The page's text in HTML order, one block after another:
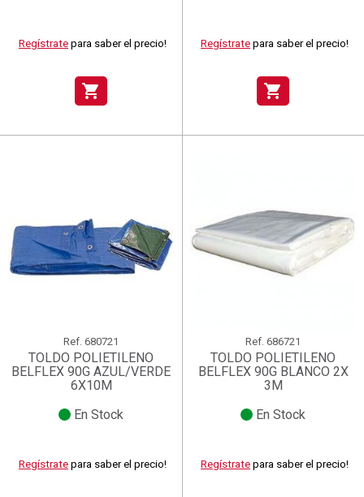
Regístrate para saber el precio!
shopping_cart
Regístrate para saber el precio!
shopping_cart
Ref. 680721
TOLDO POLIETILENO
BELFLEX 90G AZUL/VERDE
6X10M
En Stock
Regístrate para saber el precio!
Ref. 686721
TOLDO POLIETILENO
BELFLEX 90G BLANCO 2X
3M
En Stock
Regístrate para saber el precio!